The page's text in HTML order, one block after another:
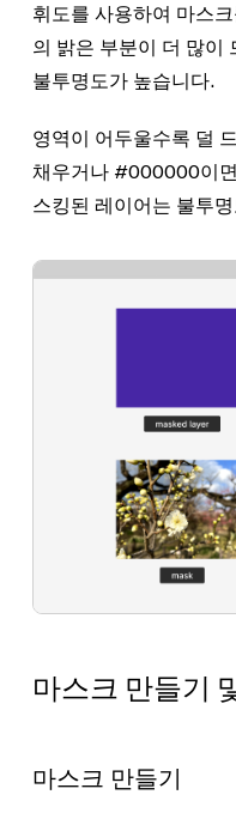
휘도를 사용하여 마스
의 밝은 부분이 더 많이
불투명도가 높습니다.
영역이 어두울수록 덜
채우거나 #000000이
스킹된 레이어는 불투
마스크 만들기
마스크 만들기